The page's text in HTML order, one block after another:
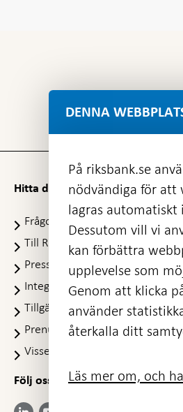
Hitta direkt
Frågor och svar
Öppnas
i
ny
flik
Till Riksbankens webbarkiv
ny
flik
Presskontakt
Integritetspolicy
Tillgänglighetsredogörelse
Prenumerera på utskick
Visselblåsning
Följ oss på sociala medier
Dela på:
LinkedIn
Dela på:
YouTube
Dela
DENNA
På riksbank.se
nödvändiga för att
lagras automatiskt
Dessutom vill vi
kan förbättra
upplevelse som
Genom att klicka
använder
återkalla ditt
Läs mer om, och